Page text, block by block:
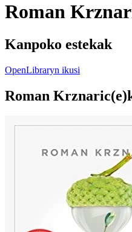
Roman
Kanpoko estekak
OpenLibraryn ikusi
Roman